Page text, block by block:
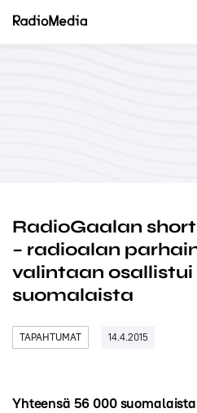
RadioGaalan
– radioalan
valintaan osallistui
suomalaista
TAPAHTUMAT 14.4.2015
Yhteensä 56 000